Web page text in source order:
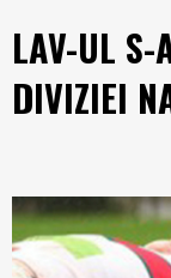
LAV-UL S-
DIVIZIEI